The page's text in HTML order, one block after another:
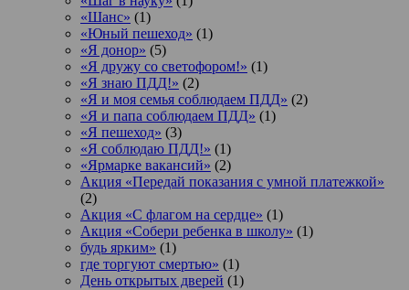
«Шанс» (1)
«Юный пешеход» (1)
«Я донор» (5)
«Я дружу со светофором!» (1)
«Я знаю ПДД!» (2)
«Я и моя семья соблюдаем ПДД» (2)
«Я и папа соблюдаем ПДД» (1)
«Я пешеход» (3)
«Я соблюдаю ПДД!» (1)
«Ярмарке вакансий» (2)
Акция «Передай показания с умной платежкой»
(2)
Акция «С флагом на сердце» (1)
Акция «Собери ребенка в школу» (1)
будь ярким» (1)
где торгуют смертью» (1)
День открытых дверей (1)